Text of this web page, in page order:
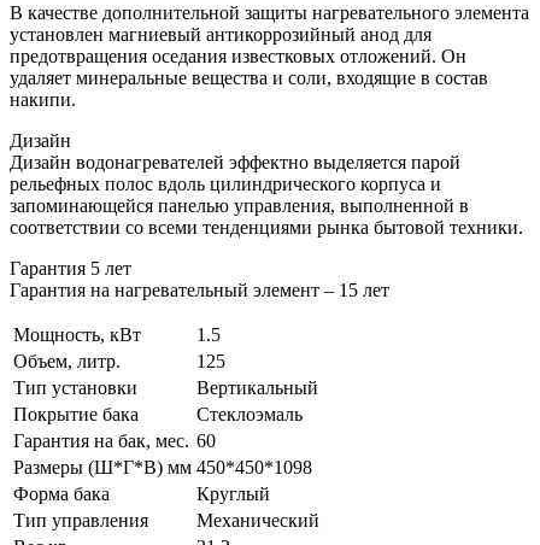
В качестве дополнительной защиты нагревательного элемента
установлен магниевый антикоррозийный анод для
предотвращения оседания известковых отложений. Он
удаляет минеральные вещества и соли, входящие в состав
накипи.
Дизайн
Дизайн водонагревателей эффектно выделяется парой
рельефных полос вдоль цилиндрического корпуса и
запоминающейся панелью управления, выполненной в
соответствии со всеми тенденциями рынка бытовой техники.
Гарантия 5 лет
Гарантия на нагревательный элемент – 15 лет
Мощность, кВт
1.5
Объем, литр.
125
Тип установки
Вертикальный
Покрытие бака
Стеклоэмаль
Гарантия на бак, мес. 60
Размеры (Ш*Г*В) мм 450*450*1098
Форма бака
Круглый
Тип управления
Механический